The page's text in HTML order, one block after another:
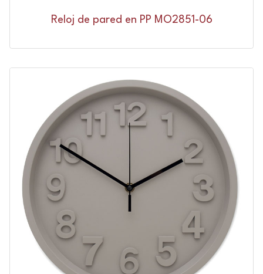
Reloj de pared en PP MO2851-06